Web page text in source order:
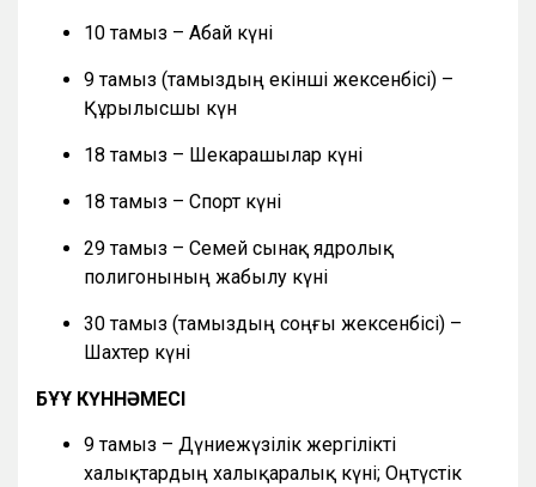
10 тамыз – Абай күні
9 тамыз (тамыздың екінші жексенбісі) –
Құрылысшы күн
18 тамыз – Шекарашылар күні
18 тамыз – Спорт күні
29 тамыз – Семей сынақ ядролық
полигонының жабылу күні
30 тамыз (тамыздың соңғы жексенбісі) –
Шахтер күні
БҰҰ КҮННӘМЕСІ
9 тамыз – Дүниежүзілік жергілікті
халықтардың халықаралық күні; Оңтүстік